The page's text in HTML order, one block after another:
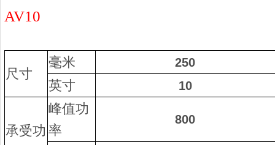
AV10
尺寸
毫米 250
英寸 10
承受功
峰值功
率
800